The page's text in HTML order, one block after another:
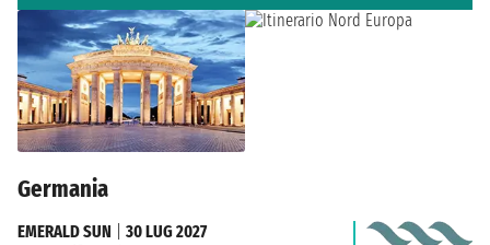
Germania
EMERALD SUN
30 LUG 2027